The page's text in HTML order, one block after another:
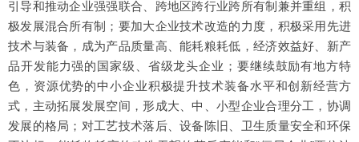
引导和推动企业强强联合、跨地区跨行业跨所有制兼并重组，积
极发展混合所有制；要加大企业技术改造的力度，积极采用先进
技术与装备，成为产品质量高、能耗粮耗低，经济效益好、新产
品开发能力强的国家级、省级龙头企业；要继续鼓励有地方特
色，资源优势的中小企业积极提升技术装备水平和创新经营方
式，主动拓展发展空间，形成大、中、小型企业合理分工，协调
发展的格局；对工艺技术落后、设备陈旧、卫生质量安全和环保